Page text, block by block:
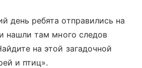
день ребята отправились на
нашли там много следов
на этой загадочной
и птиц».